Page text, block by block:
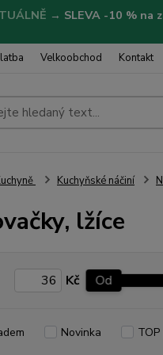
→ SLEVA -10 % na
Velkoobchod Kontakt
Kuchyňské náčiní
lžíce
Kč Od
Novinka